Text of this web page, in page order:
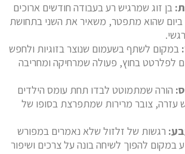
בן זוג שמרגיש רע בעבודה חודשים ארוכים
שהוא מתפטר, משאיר את השני בתחושת
במקום לשתף בשעמום שנוצר בזוגיות ולחפש
לפלרטט בחוץ, פעולה שמרחיקה ומחריבה
הורה שמתמוטט לבדו תחת עומס הילדים
עזרה, צובר מרירות שמתפרצת בסופו של
רגשות של זלזול שלא נאמרים במפורש
במקום להפוך לשיחה בונה על צרכים ושיפור